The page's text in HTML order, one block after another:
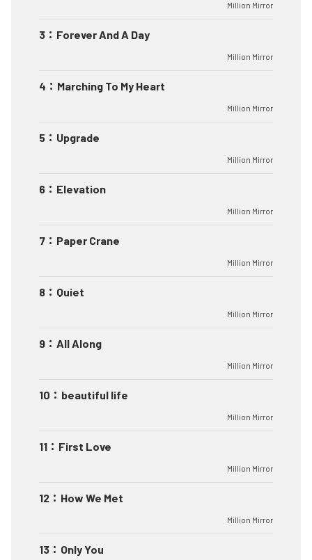
Million Mirror
3 ： Forever And A Day
Million Mirror
4 ： Marching To My Heart
Million Mirror
5 ： Upgrade
Million Mirror
6 ： Elevation
Million Mirror
7 ： Paper Crane
Million Mirror
8 ： Quiet
Million Mirror
9 ： All Along
Million Mirror
10 ： beautiful life
Million Mirror
11 ： First Love
Million Mirror
12 ： How We Met
Million Mirror
13 ： Only You